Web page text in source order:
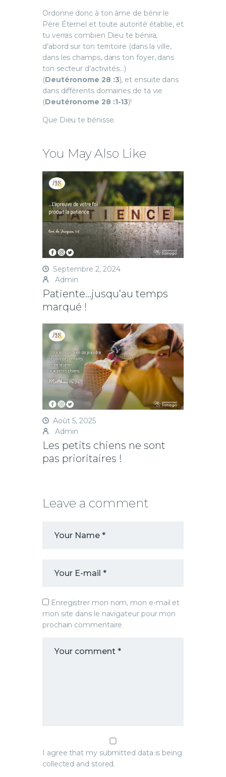
Ordonne donc à ton âme de bénir le
Père Éternel et toute autorité établie, et
tu verras combien Dieu te bénira,
d’abord sur ton territoire (dans la ville,
dans les champs, dans ton foyer, dans
ton secteur d’activités…)
(Deutéronome 28 :3), et ensuite dans
dans différents domaines de ta vie
(Deutéronome 28 :1-13)!
Que Dieu te bénisse.
You May Also Like
Septembre 2, 2024
Admin
Patiente…jusqu’au temps
marqué !
Août 5, 2025
Admin
Les petits chiens ne sont
pas prioritaires !
Leave a comment
Enregistrer mon nom, mon e-mail et
mon site dans le navigateur pour mon
prochain commentaire.
I agree that my submitted data is being
collected and stored.